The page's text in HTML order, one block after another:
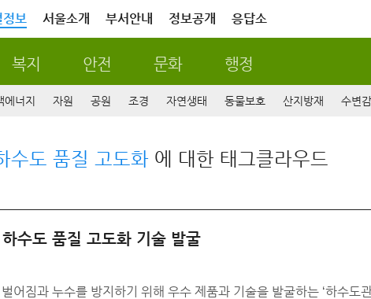
정보 서울소개 부서안내 정보공개 응답소
복지 안전 문화 행정
에너지 자원 공원 조경 자연생태 동물보호 산지방재 수변
수도 품질 고도화 에 대한 태그클라우드
수도 품질 고도화 기술 발굴
어짐과 누수를 방지하기 위해 우수 제품과 기술을 발굴하는 ‘하수도